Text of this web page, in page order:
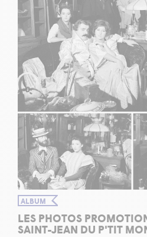
ALBUM
LES PHOTOS
SAINT-JEAN DU P'TIT